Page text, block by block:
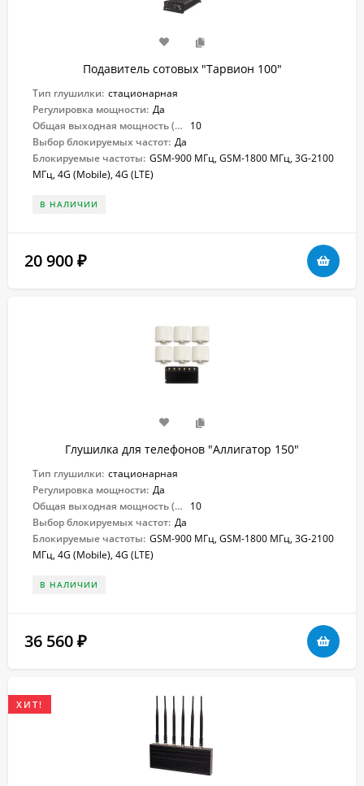
Подавитель сотовых "Тарвион 100"
Тип глушилки: стационарная
Регулировка мощности: Да
Общая выходная мощность (Вт):
10
Выбор блокируемых частот: Да
Блокируемые частоты: GSM-900 МГц, GSM-1800 МГц, 3G-2100
МГц, 4G (Mobile), 4G (LTE)
В НАЛИЧИИ
20 900 ₽
Глушилка для телефонов "Аллигатор 150"
Тип глушилки: стационарная
Регулировка мощности: Да
Общая выходная мощность (Вт):
10
Выбор блокируемых частот: Да
Блокируемые частоты: GSM-900 МГц, GSM-1800 МГц, 3G-2100
МГц, 4G (Mobile), 4G (LTE)
В НАЛИЧИИ
36 560 ₽
ХИТ!